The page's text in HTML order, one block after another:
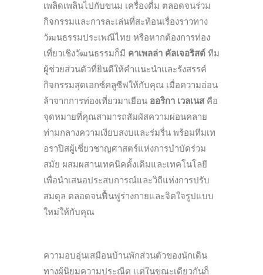
เพลิดเพลินไปกับขนม เครื่องดื่ม ตลอดจนร่วม
กิจกรรมและการละเล่นที่สะท้อนเรื่องราวทาง
วัฒนธรรมประเพณีไทย หรือหากต้องการท่อง
เที่ยวเชิงวัฒนธรรมก็มี คาเพลล่า คัลเจอริสต์ ทีม
ผู้ช่วยส่วนตัวที่ยินดีให้คำแนะนำและรังสรรค์
กิจกรรมสุดเอกซ์คลูซีฟให้กับคุณ เมื่อความอ่อน
ล้าจากการท่องเที่ยวมาเยือน ออริกา เวลเนส คือ
จุดหมายที่คุณสามารถสัมผัสความผ่อนคลาย
ท่ามกลางความเงียบสงบและร่มรื่น พร้อมทีมเท
อราปิสผู้เชี่ยวชาญศาสตร์แห่งการบำบัดร่วม
สมัย ผสมผสานเทคนิคดั้งเดิมและเทคโนโลยี
เพื่อนำเสนอประสบการณ์และวิถีแห่งการปรับ
สมดุล ตลอดจนฟื้นฟูร่างกายและจิตใจรูปแบบ
ใหม่ให้กับคุณ
ความอบอุ่นเสมือนบ้านพักส่วนตัวของนักเดิน
ทางผู้นิยมความประณีต แต่ในขณะเดียวกันก็